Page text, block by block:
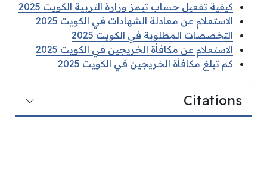
كيفية تفعيل حساب تيمز وزارة التربية الكويت 2025
الاستعلام عن معادلة الشهادات في الكويت 2025
التخصصات المطلوبة في الكويت 2025
الاستعلام عن مكافأة الخريجين في الكويت 2025
كم تبلغ مكافأة الخريجين في الكويت 2025
Citations